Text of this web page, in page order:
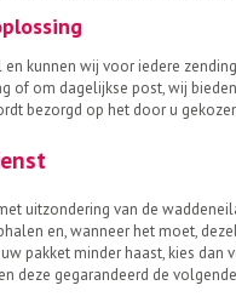
kunnen wij voor iedere
of om dagelijkse post, wij
bezorgd op het door u
uitzondering van de
en, wanneer het moet,
pakket minder haast, kies dan
deze gegarandeerd de